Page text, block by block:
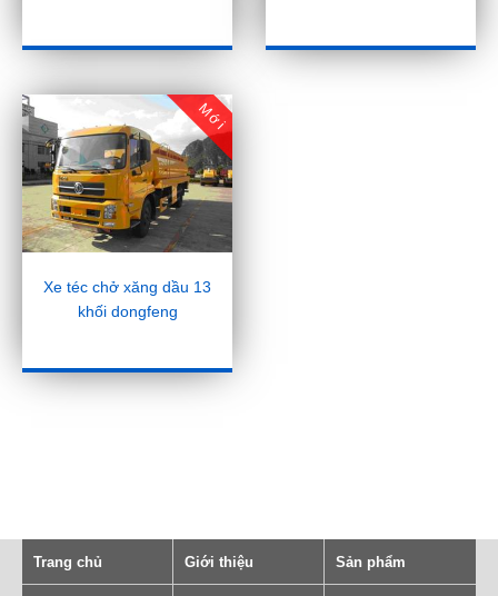
Mới
Xe téc chở xăng dầu 13
khối dongfeng
Trang chủ Giới thiệu Sản phẩm